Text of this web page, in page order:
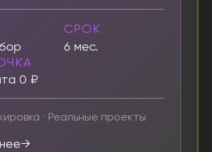
СРОК
6 мес.
0 ₽
· Реальные проекты